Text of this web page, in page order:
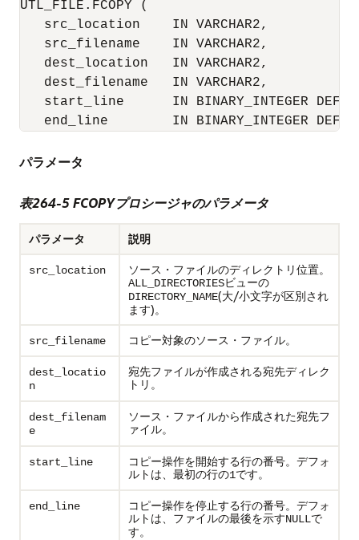
UTL_FILE.FCOPY (
   src_location    IN VARCHAR2,
   src_filename    IN VARCHAR2,
   dest_location   IN VARCHAR2,
   dest_filename   IN VARCHAR2,
start_line      IN BINARY_INTEGER
end_line        IN BINARY_INTEGER
パラメータ
表264-5 FCOPYプロシージャのパラメータ
パラメータ 説明
src_location ソース・ファイルのディレクトリ位置。
ALL_DIRECTORIESビューの
DIRECTORY_NAME(大/小文字が区別され
ます)。
src_filename コピー対象のソース・ファイル。
dest_locatio
n
宛先ファイルが作成される宛先ディレク
トリ。
dest_filenam
e
ソース・ファイルから作成された宛先フ
ァイル。
start_line
コピー操作を開始する行の番号。デフォ
ルトは、最初の行の1です。
end_line
コピー操作を停止する行の番号。デフォ
ルトは、ファイルの最後を示すNULLで
す。